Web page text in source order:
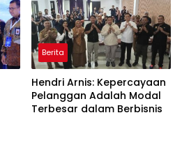
Berita
Hendri Arnis: Kepercayaan
Pelanggan Adalah Modal
Terbesar dalam Berbisnis